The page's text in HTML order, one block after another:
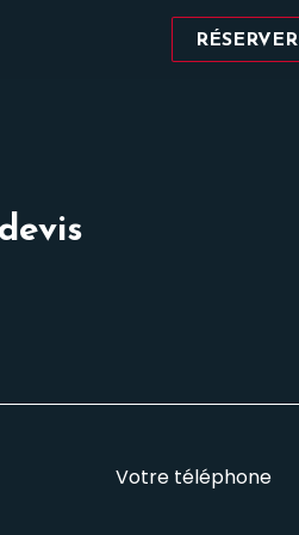
RÉSERVER
Votre téléphone